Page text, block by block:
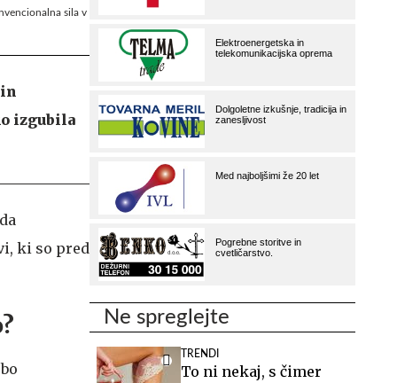
sila v
izgubila
ki so pred
Ne spreglejte
TRENDI
To ni nekaj, s čimer